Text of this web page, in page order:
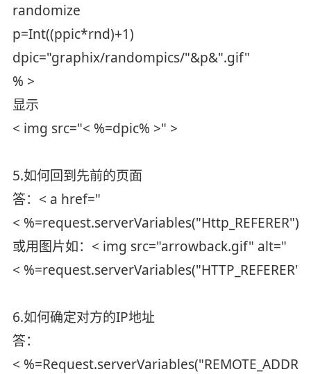
randomize
p=Int((ppic*rnd)+1)
dpic="graphix/randompics/"&p&".gif"
% >
显示
< img src="< %=dpic% >" >
5.如何回到先前的页面
答：< a href="
<
或用图片如：< img src="arrowback.gif" alt="
<
6.如何确定对方的IP地址
答：
<